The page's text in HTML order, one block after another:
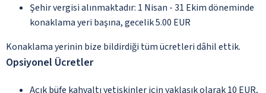
Şehir vergisi alınmaktadır: 1 Nisan - 31 Ekim döneminde
konaklama yeri başına, gecelik 5.00 EUR
Konaklama yerinin bize bildirdiği tüm ücretleri dâhil ettik.
Opsiyonel Ücretler
Açık büfe kahvaltı yetişkinler için yaklaşık olarak 10 EUR,